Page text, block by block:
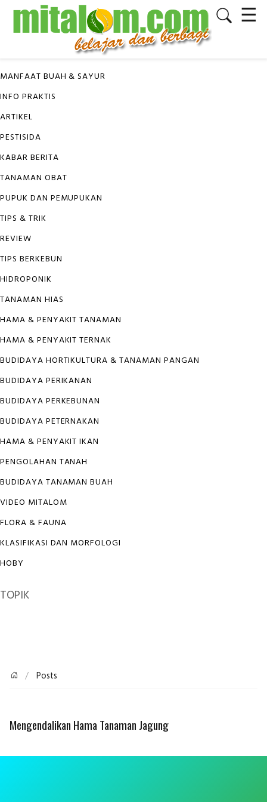
☰
✕
MANFAAT BUAH & SAYUR
INFO PRAKTIS
ARTIKEL
PESTISIDA
KABAR BERITA
TANAMAN OBAT
PUPUK DAN PEMUPUKAN
TIPS & TRIK
REVIEW
TIPS BERKEBUN
HIDROPONIK
TANAMAN HIAS
HAMA & PENYAKIT TANAMAN
HAMA & PENYAKIT TERNAK
BUDIDAYA HORTIKULTURA & TANAMAN PANGAN
BUDIDAYA PERIKANAN
BUDIDAYA PERKEBUNAN
BUDIDAYA PETERNAKAN
HAMA & PENYAKIT IKAN
PENGOLAHAN TANAH
BUDIDAYA TANAMAN BUAH
VIDEO MITALOM
FLORA & FAUNA
KLASIFIKASI DAN MORFOLOGI
HOBY
TOPIK
Posts
Mengendalikan Hama Tanaman Jagung